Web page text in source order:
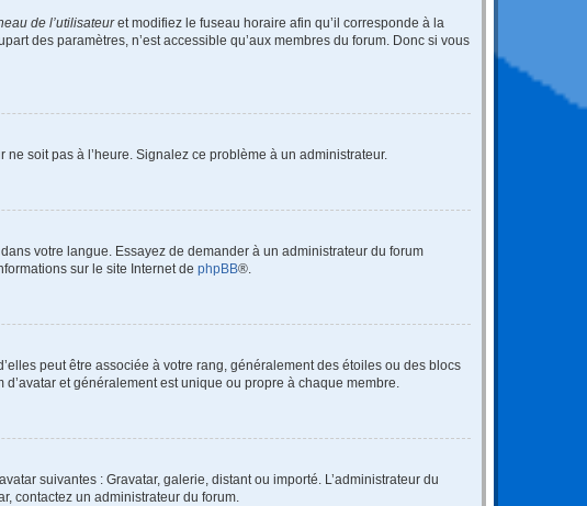
de l’utilisateuret modifiez le fuseau horaire afin qu’il corresponde à la
des paramètres, n’est accessible qu’aux membres du forum. Donc si vous
soit pas à l’heure. Signalez ce problème à un administrateur.
votre langue. Essayez de demander à un administrateur du forum
sur le site Internet de phpBB®.
peut être associée à votre rang, généralement des étoiles ou des blocs
et généralement est unique ou propre à chaque membre.
suivantes : Gravatar, galerie, distant ou importé. L’administrateur du
contactez un administrateur du forum.